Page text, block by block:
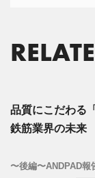
品質にこだわる
鉄筋業界の未来
〜後編〜ANDPAD